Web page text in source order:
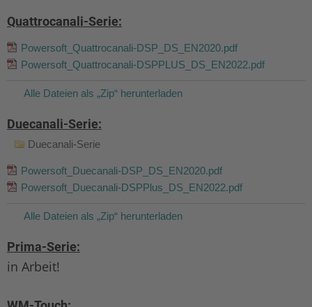
Quattrocanali-Serie:
Powersoft_Quattrocanali-DSP_DS_EN2020.pdf
Powersoft_Quattrocanali-DSPPLUS_DS_EN2022.pdf
Alle Dateien als „Zip“ herunterladen
Duecanali-Serie:
Duecanali-Serie
Powersoft_Duecanali-DSP_DS_EN2020.pdf
Powersoft_Duecanali-DSPPlus_DS_EN2022.pdf
Alle Dateien als „Zip“ herunterladen
Prima-Serie:
in Arbeit!